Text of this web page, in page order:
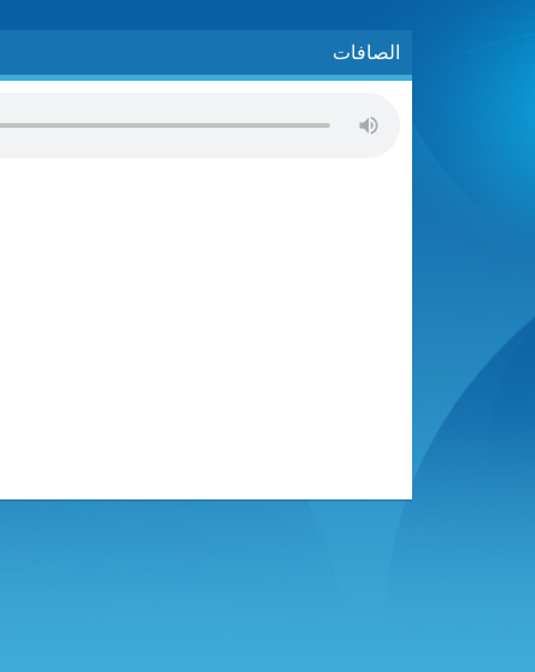
الصافات